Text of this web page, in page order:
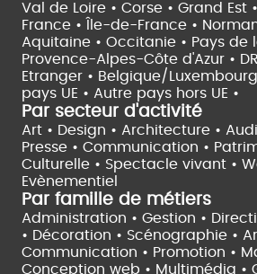
Val de Loire • Corse • Grand Est •
France •
Île-de-France •
Aquitaine • Occitanie • Pays de
Provence-Alpes-Côte d'Azur •
Etranger • Belgique/Luxembourg
pays UE • Autre pays hors UE •
Par secteur d'activité
Art • Design • Architecture •
Presse • Communication •
Culturelle • Spectacle vivant •
Evènementiel
Par famille de métiers
Administration • Gestion •
• Décoration • Scénographie •
Communication • Promotion •
Conception web • Multimédia •